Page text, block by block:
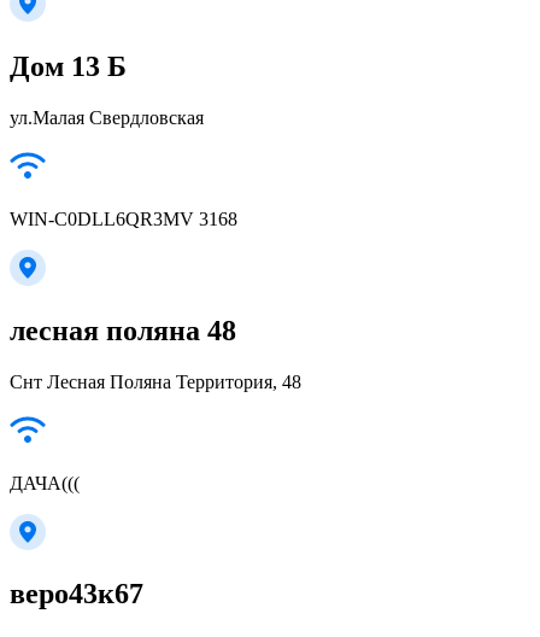
Дом 13 Б
ул.Малая Свердловская
WIN-C0DLL6QR3MV 3168
лесная поляна 48
Снт Лесная Поляна Территория, 48
ДАЧА(((
веро43к67